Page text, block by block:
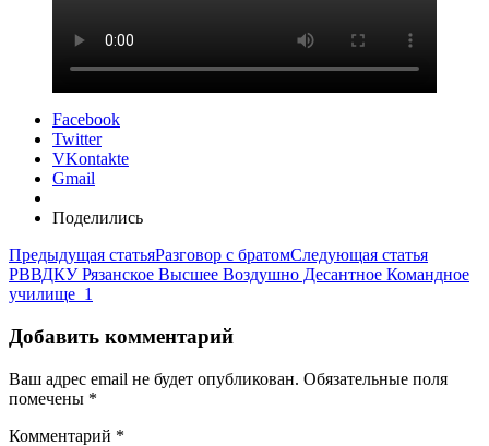
Facebook
Twitter
VKontakte
Gmail
Поделились
Предыдущая статьяРазговор с братомСледующая статья
РВВДКУ Рязанское Высшее Воздушно Десантное Командное
училище_1
Добавить комментарий
Ваш адрес email не будет опубликован. Обязательные поля
помечены *
Комментарий *